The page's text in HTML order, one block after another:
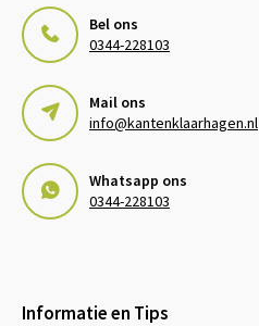
Bel ons
0344-228103
Mail ons
info@kantenklaarhagen.nl
Whatsapp ons
0344-228103
Informatie en Tips